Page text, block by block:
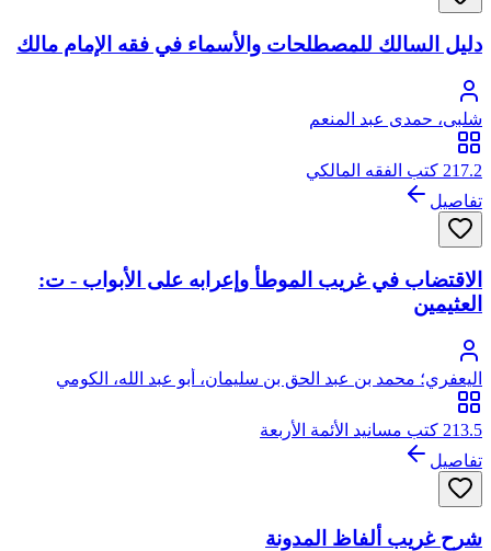
دليل السالك للمصطلحات والأسماء في فقه الإمام مالك
شلبى، حمدى عبد المنعم
217.2 كتب الفقه المالكي
تفاصيل
الاقتضاب في غريب الموطأ وإعرابه على الأبواب - ت:
العثيمين
اليعفري؛ محمد بن عبد الحق بن سليمان، أبو عبد الله، الكومي
اليعفري
213.5 كتب مسانيد الأئمة الأربعة
تفاصيل
شرح غريب ألفاظ المدونة